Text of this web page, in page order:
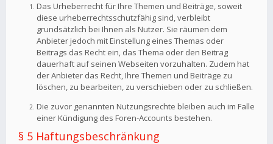
Das Urheberrecht für Ihre Themen und Beiträge, soweit
diese urheberrechtsschutzfähig sind, verbleibt
grundsätzlich bei Ihnen als Nutzer. Sie räumen dem
Anbieter jedoch mit Einstellung eines Themas oder
Beitrags das Recht ein, das Thema oder den Beitrag
dauerhaft auf seinen Webseiten vorzuhalten. Zudem hat
der Anbieter das Recht, Ihre Themen und Beiträge zu
löschen, zu bearbeiten, zu verschieben oder zu schließen.
Die zuvor genannten Nutzungsrechte bleiben auch im Falle
einer Kündigung des Foren-Accounts bestehen.
§ 5 Haftungsbeschränkung